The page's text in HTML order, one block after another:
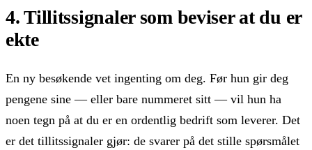
4. Tillitssignaler som beviser at du er
ekte
En ny besøkende vet ingenting om deg. Før hun gir deg
pengene sine — eller bare nummeret sitt — vil hun ha
noen tegn på at du er en ordentlig bedrift som leverer. Det
er det tillitssignaler gjør: de svarer på det stille spørsmålet